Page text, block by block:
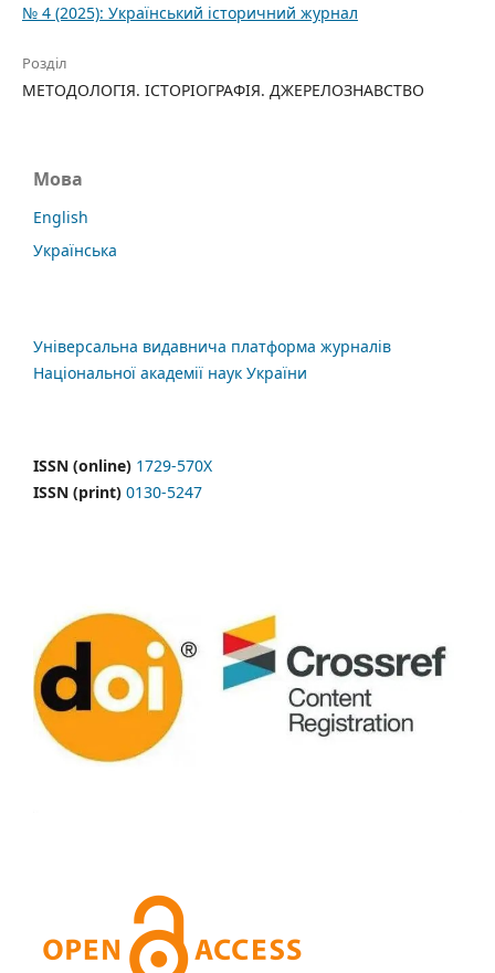
№ 4 (2025): Український історичний журнал
Розділ
МЕТОДОЛОГІЯ. ІСТОРІОГРАФІЯ. ДЖЕРЕЛОЗНАВСТВО
Мова
English
Українська
Універсальна видавнича платформа журналів
Національної академії наук України
ISSN (online) 1729-570X
ISSN (print) 0130-5247